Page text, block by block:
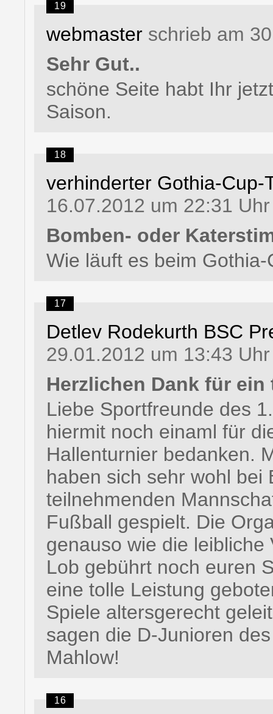
19
webmaster schrieb am
Sehr Gut..
schöne Seite habt Ihr
Saison.
18
verhinderter Gothia-Cup-
16.07.2012 um 22:31 Uhr
Bomben- oder
Wie läuft es beim
17
Detlev Rodekurth BSC
29.01.2012 um 13:43 Uhr
Herzlichen Dank für
Liebe Sportfreunde des
hiermit noch einaml für
Hallenturnier bedanken.
haben sich sehr wohl bei
teilnehmenden
Fußball gespielt. Die
genauso wie die
Lob gebührt noch euren
eine tolle Leistung
Spiele altersgerecht
sagen die D-Junioren
Mahlow!
16